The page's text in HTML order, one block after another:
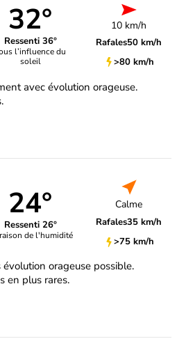
32°
Ressenti 36°
l’influence du
soleil
10 km/h
Rafales50 km/h
>80 km/h
avec évolution orageuse.
24°
Ressenti 26°
de l'humidité
Calme
Rafales35 km/h
>75 km/h
orageuse possible.
en plus rares.